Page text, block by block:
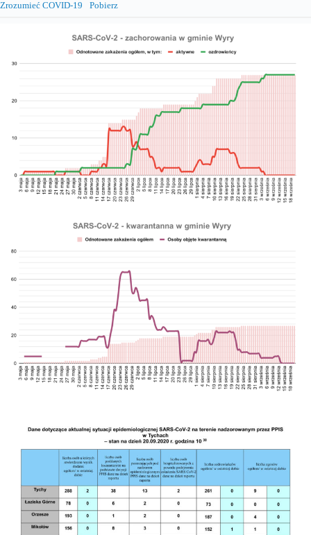
Zrozumieć COVID-19 Pobierz